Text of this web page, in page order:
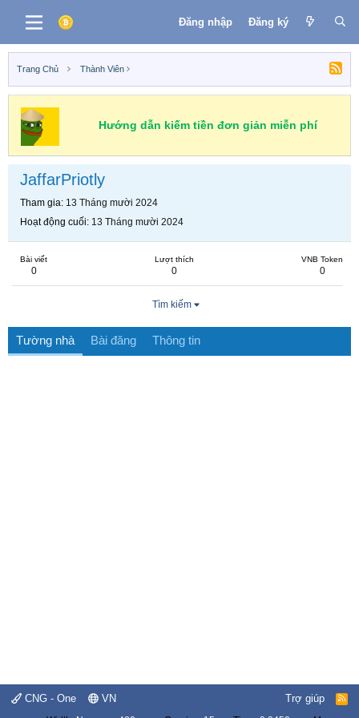
Đăng nhập Đăng ký
Trang Chủ Thành Viên
Hướng dẫn kiếm tiền đơn giản miễn phí
JaffarPriotly
Tham gia 13 Tháng mười 2024
Hoạt động cuối 13 Tháng mười 2024
Bài viết
0
Lượt thích
0
VNB Token
0
Tìm kiếm
Tường nhà Bài đăng Thông tin
CNG - One VN Trợ giúp
R